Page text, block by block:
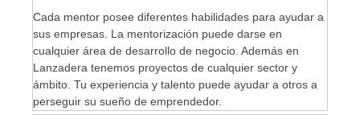
Cada mentor posee diferentes habilidades para ayudar a
sus empresas. La mentorización puede darse en
cualquier área de desarrollo de negocio. Además en
Lanzadera tenemos proyectos de cualquier sector y
ámbito. Tu experiencia y talento puede ayudar a otros a
perseguir su sueño de emprendedor.